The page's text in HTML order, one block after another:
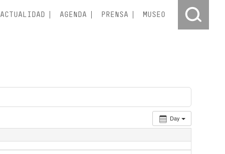
ACTUALIDAD AGENDA PRENSA MUSEO
Day